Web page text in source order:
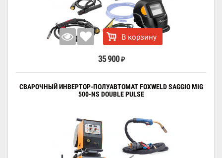
В корзину
35 900 ₽
СВАРОЧНЫЙ ИНВЕРТОР-ПОЛУАВТОМАТ FOXWELD SAGGIO MIG
500-NS DOUBLE PULSE